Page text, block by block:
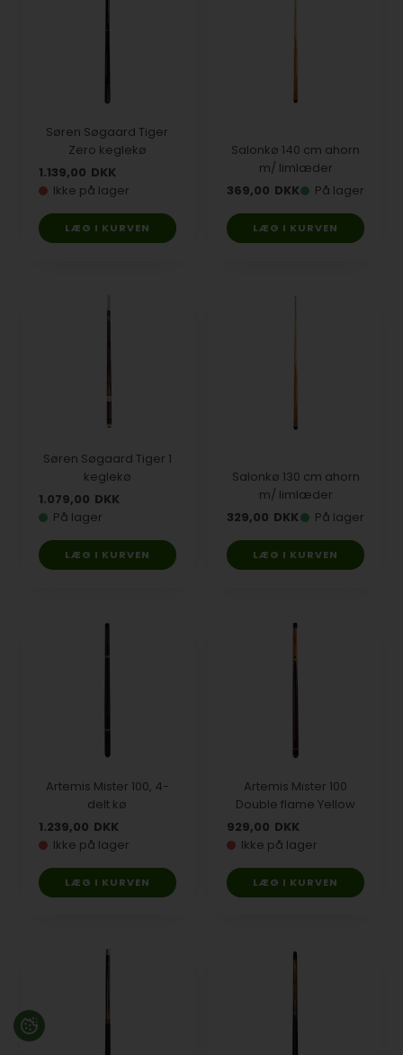
Søren Søgaard Tiger
Zero keglekø
1.139,00 DKK
Ikke på lager
Salonkø 140 cm ahorn
m/ limlæder
369,00 DKK På lager
Søren Søgaard Tiger 1
keglekø
1.079,00 DKK
På lager
Salonkø 130 cm ahorn
m/ limlæder
329,00 DKK På lager
Artemis Mister 100, 4-
delt kø
1.239,00 DKK
Ikke på lager
Artemis Mister 100
Double flame Yellow
929,00 DKK
Ikke på lager